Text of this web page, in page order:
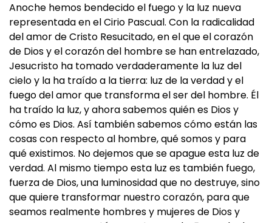
Anoche hemos bendecido el fuego y la luz nueva
representada en el Cirio Pascual. Con la radicalidad
del amor de Cristo Resucitado, en el que el corazón
de Dios y el corazón del hombre se han entrelazado,
Jesucristo ha tomado verdaderamente la luz del
cielo y la ha traído a la tierra: luz de la verdad y el
fuego del amor que transforma el ser del hombre. Él
ha traído la luz, y ahora sabemos quién es Dios y
cómo es Dios. Así también sabemos cómo están las
cosas con respecto al hombre, qué somos y para
qué existimos. No dejemos que se apague esta luz de
verdad. Al mismo tiempo esta luz es también fuego,
fuerza de Dios, una luminosidad que no destruye, sino
que quiere transformar nuestro corazón, para que
seamos realmente hombres y mujeres de Dios y